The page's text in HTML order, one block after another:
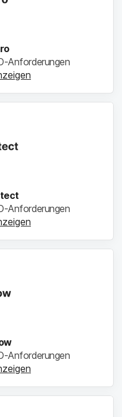
Anforderungen
Anforderungen
Anforderungen